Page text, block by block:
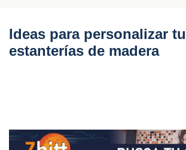
Ideas para personalizar
estanterías de madera